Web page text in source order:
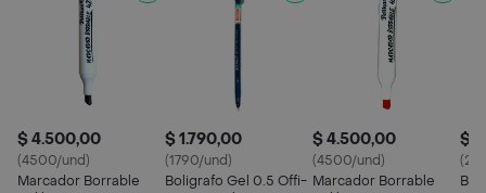
$ 4.500,00
(4500/und)
Marcador Borrable
$ 1.790,00
(1790/und)
Boligrafo Gel 0.5 Offi-
$ 4.500,00
(4500/und)
Marcador Borrable
$